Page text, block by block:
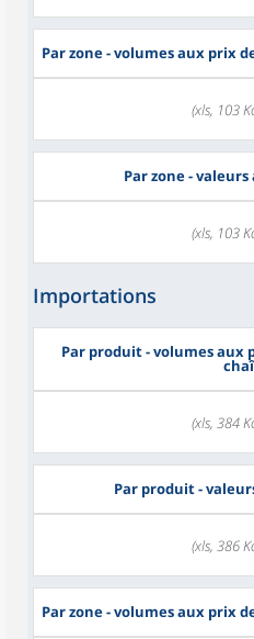
Par zone - volumes aux prix
(xls, 103
Par zone -
(xls, 103
Importations
Par produit - volumes aux
(xls, 384
Par produit -
(xls, 386
Par zone - volumes aux prix